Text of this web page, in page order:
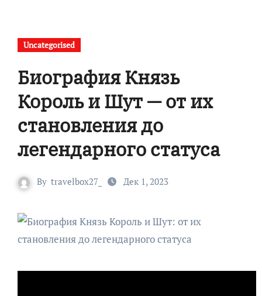
Uncategorised
Биография Князь
Король и Шут — от их
становления до
легендарного статуса
By travelbox27_ Дек 1, 2023